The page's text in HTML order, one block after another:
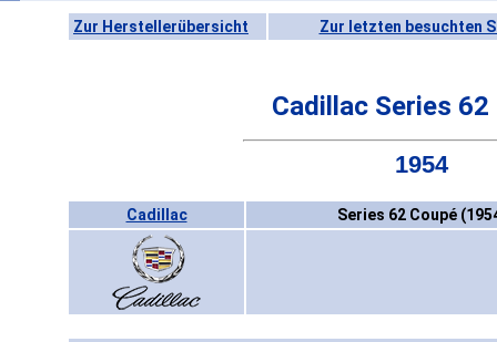
Zur Herstellerübersicht Zur letzten besuchten
Cadillac Series 62
1954
Cadillac Series 62 Coupé